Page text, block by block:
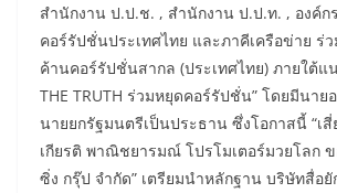
สำนักงาน ป.ป.ช. , สำนักงาน ป.ป.ท. , องค์ก
คอร์รัปชั่นประเทศไทย และภาคีเครือข่าย ร่
ค้านคอร์รัปชั่นสากล (ประเทศไทย) ภายใต้แน
THE TRUTH ร่วมหยุดคอร์รัปชั่น” โดยมีนา
นายยกรัฐมนตรีเป็นประธาน ซึ่งโอกาสนี้ “เสี่
เกียรติ พาณิชยารมณ์ โปรโมเตอร์มวยโลก ข
ซิ่ง กรุ๊ป จำกัด” เตรียมนำหลักฐาน บริษัทสื่อ